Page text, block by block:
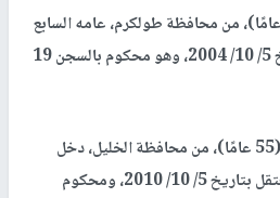
- محمد طالب رجا الغول (45 عامًا)، من محافظة طولكرم، عامه السابع
عشر، وذلك منذ اعتقاله بتاريخ 5/ 10/ 2004، وهو محكوم بالسجن 19
- نبيل خليل عبد المجيد حرب (55 عامًا)، من محافظة الخليل، دخل
عامه الحادي عشر، علماً أنه معتقل بتاريخ 5/ 10/ 2010، ومحكوم